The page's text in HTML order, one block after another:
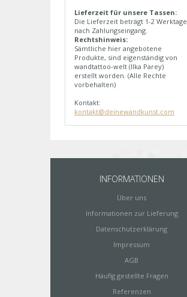
Lieferzeit für unsere Tassen:
Die Lieferzeit beträgt 1-2 Werktage
nach Zahlungseingang.
Rechtshinweis:
Sämtliche hier angebotene
Produkte, sind eigenständig von
wandtattoo-welt (Ilka Parey)
erstellt worden. (Alle Rechte
vorbehalten)
Kontakt:
kontakt@deinewandkunst.com
INFORMATIONEN
Über uns
Informationen zur Lieferung
Datenschutzerklärung
Impressum
AGB
Häufig gestellte Fragen
Referenzen